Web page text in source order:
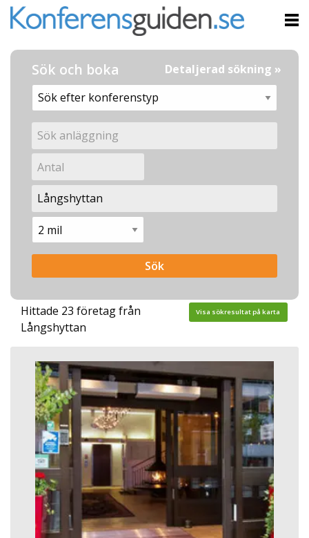
Sök och boka Detaljerad sökning »
Hittade 23 företag från
Långshyttan
Visa sökresultat på karta